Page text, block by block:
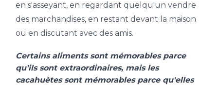
en s'asseyant, en regardant quelqu'un vendre
des marchandises, en restant devant la maison
ou en discutant avec des amis.
Certains aliments sont mémorables parce
qu'ils sont extraordinaires, mais les
cacahuètes sont mémorables parce qu'elles